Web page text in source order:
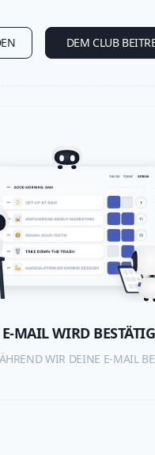
DEM CLUB
MAIL WIRD
WIR DEINE E-MAIL